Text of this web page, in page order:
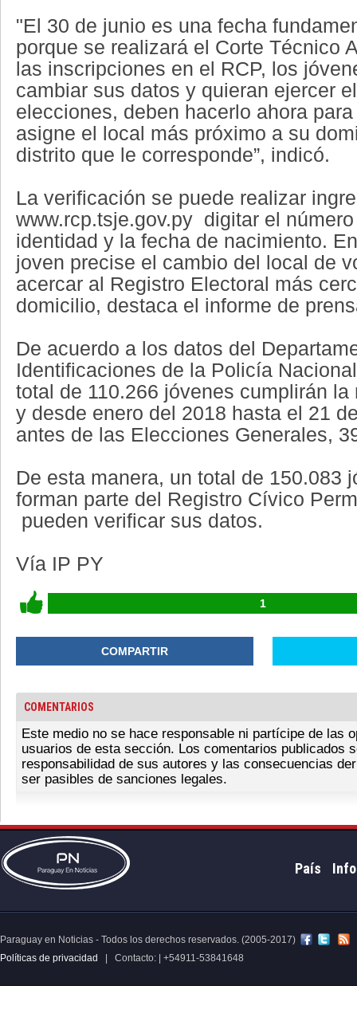
"El 30 de junio es una fecha
porque se realizará el Corte Técnico
las inscripciones en el RCP, los
cambiar sus datos y quieran ejercer
elecciones, deben hacerlo ahora
asigne el local más próximo a su
distrito que le corresponde”, indicó.
La verificación se puede realizar
www.rcp.tsje.gov.py digitar el
identidad y la fecha de nacimiento.
joven precise el cambio del local de
acercar al Registro Electoral más
domicilio, destaca el informe de
De acuerdo a los datos del
Identificaciones de la Policía
total de 110.266 jóvenes cumplirán la
y desde enero del 2018 hasta el 21
antes de las Elecciones Generales,
De esta manera, un total de 150.083
forman parte del Registro Cívico
pueden verificar sus datos.
Vía IP PY
1
COMPARTIR
COMENTARIOS
Este medio no se hace responsable ni partícipe de las
usuarios de esta sección. Los comentarios publicados
responsabilidad de sus autores y las consecuencias
ser pasibles de sanciones legales.
País
Paraguay en Noticias - Todos los derechos reservados. (2005-2017)
Políticas de privacidad
| Contacto: | +54911-53841648